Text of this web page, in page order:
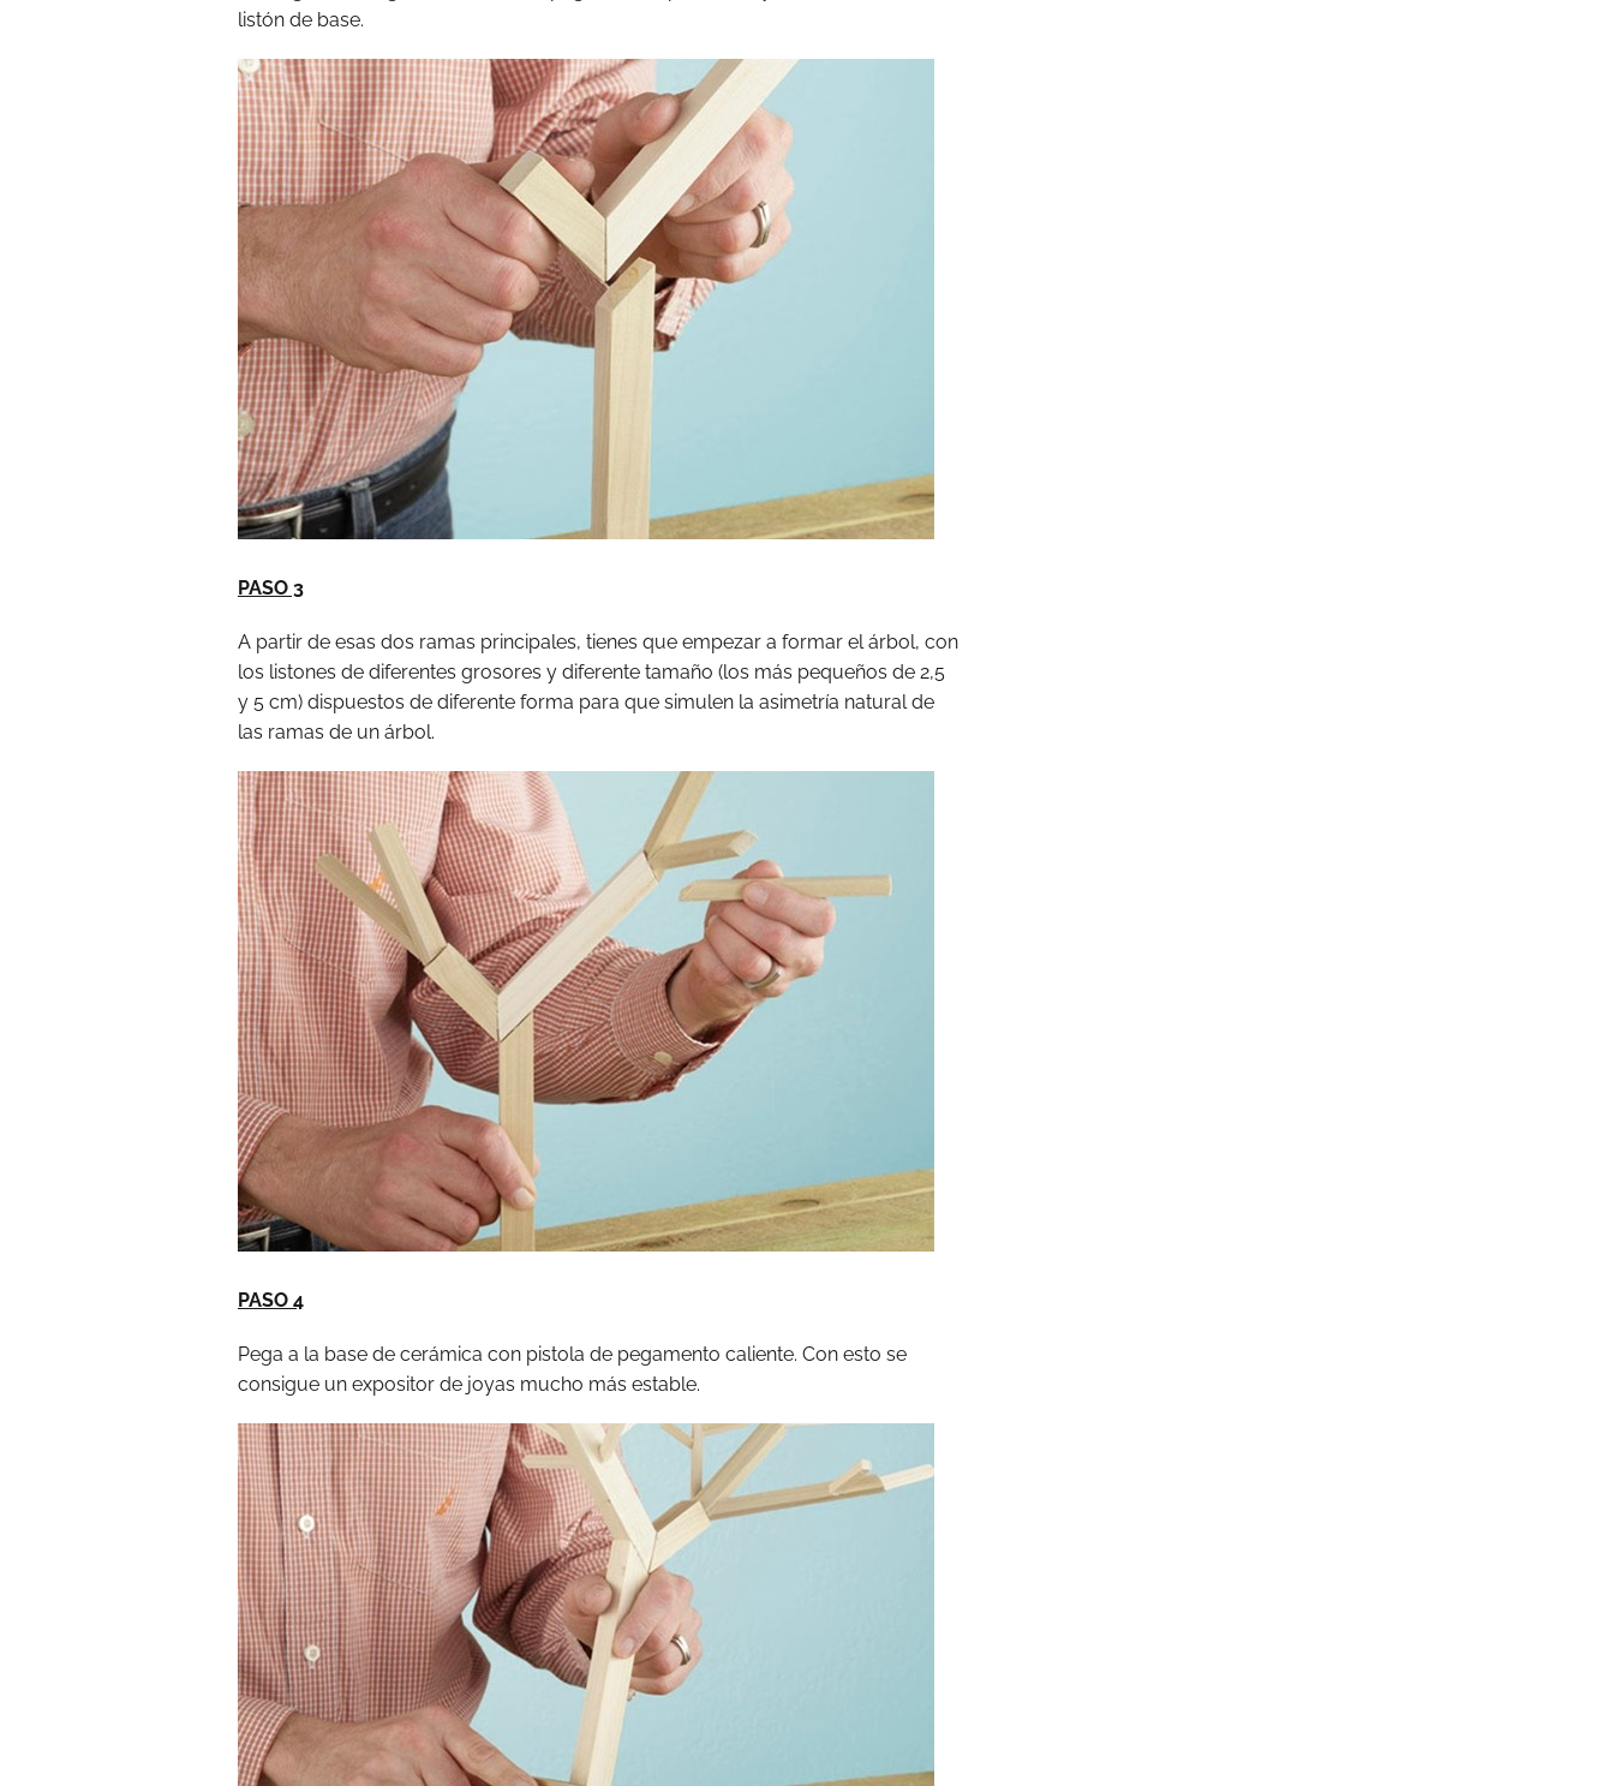
listón de base.
PASO 3
A partir de esas dos ramas principales, tienes que empezar a formar el árbol, con
los listones de diferentes grosores y diferente tamaño (los más pequeños de 2,5
y 5 cm) dispuestos de diferente forma para que simulen la asimetría natural de
las ramas de un árbol.
PASO 4
Pega a la base de cerámica con pistola de pegamento caliente. Con esto se
consigue un expositor de joyas mucho más estable.